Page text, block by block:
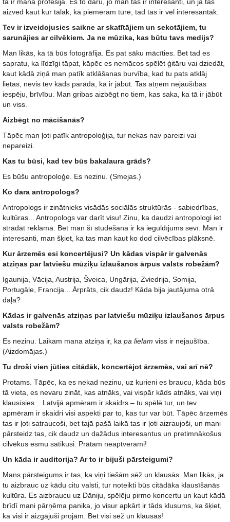
aizved kaut kur tālāk, kā piemēram tūrē, tad tas ir vēl interesantāk.
Tev ir izveidojusies saikne ar skatītājiem un sekotājiem, tu
sarunājies ar cilvēkiem. Ja ne mūzika, kas būtu tavs medijs?
Man likās, ka tā būs fotogrāfija. Es pat sāku mācīties. Bet tad es
sapratu, ka līdzīgi tāpat, kāpēc es nemācos spēlēt ģitāru vai dziedāt,
kaut kādā ziņā man patīk atklāšanas burvība, kad tu pats atklāj
lietas, nevis tev kāds parāda, kā ir jābūt. Tas atņem nejaušības
iespēju, brīvību. Man gribas aizbēgt no tiem, kas saka, ka tā ir jābūt
un viss.
Aizbēgt no mācīšanās?
Tāpēc man ļoti patīk antropoloģija, tur nekas nav pareizi vai
nepareizi.
Kas tu būsi, kad tev būs bakalaura grāds?
Es būšu antropoloģe. Es nezinu. (Smejas.)
Ko dara antropologs?
Antropologs ir zinātnieks visādās sociālās struktūrās - sabiedrības,
kultūras... Antropologs var darīt visu! Zinu, ka daudzi antropologi iet
strādāt reklāmā. Bet man šī studēšana ir kā ieguldījums sevī. Man ir
interesanti, man šķiet, ka tas man kaut ko dod cilvēcības plāksnē.
Kur ārzemēs esi koncertējusi? Un kādas vispār ir galvenās
atziņas par latviešu mūziķu izlaušanos ārpus valsts robežām?
Igaunija, Vācija, Austrija, Šveica, Ungārija, Zviedrija, Somija,
Portugāle, Francija... Ārprāts, cik daudz! Kāda bija jautājuma otrā
daļa?
Kādas ir galvenās atziņas par latviešu mūziķu izlaušanos ārpus
valsts robežām?
Es nezinu. Laikam mana atziņa ir, ka pa lielam viss ir nejaušība.
(Aizdomājas.)
Tu droši vien jūties citādāk, koncertējot ārzemēs, vai arī nē?
Protams. Tāpēc, ka es nekad nezinu, uz kurieni es braucu, kāda būs
tā vieta, es nevaru zināt, kas atnāks, vai vispār kāds atnāks, vai viņi
klausīsies... Latvijā apmēram ir skaidrs – tu spēlē tur, un tev
apmēram ir skaidri visi aspekti par to, kas tur var būt. Tāpēc ārzemēs
tas ir ļoti satraucoši, bet tajā pašā laikā tas ir ļoti aizraujoši, un mani
pārsteidz tas, cik daudz un dažādus interesantus un pretimnākošus
cilvēkus esmu satikusi. Prātam neaptverami!
Un kāda ir auditorija? Ar to ir bijuši pārsteigumi?
Mans pārsteigums ir tas, ka viņi tiešām sēž un klausās. Man likās, ja
tu aizbrauc uz kādu citu valsti, tur noteikti būs citādāka klausīšanās
kultūra. Es aizbraucu uz Dāniju, spēlēju pirmo koncertu un kaut kādā
brīdī mani pārņēma panika, jo visur apkārt ir tāds klusums, ka šķiet,
ka visi ir aizgājuši projām. Bet visi sēž un klausās!